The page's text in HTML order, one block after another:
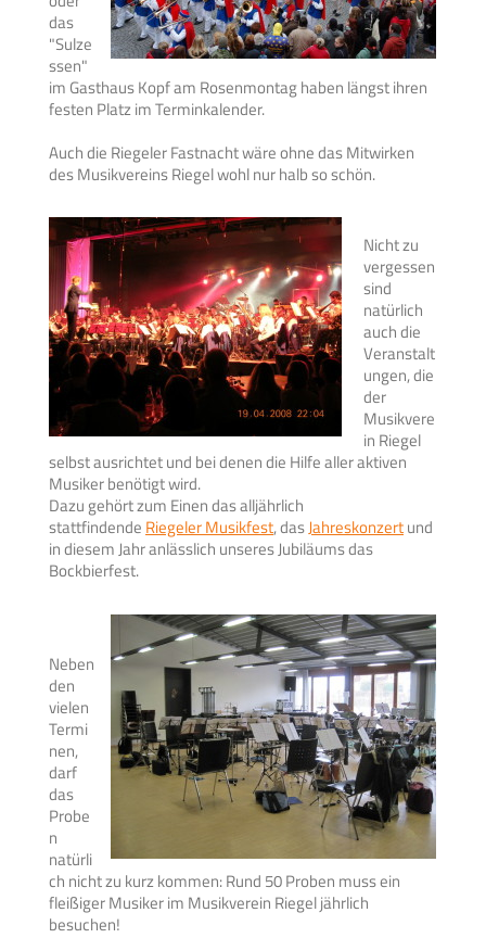
das
"Sulze
ssen"
im Gasthaus Kopf am Rosenmontag haben längst ihren
festen Platz im Terminkalender.
Auch die Riegeler Fastnacht wäre ohne das Mitwirken
des Musikvereins Riegel wohl nur halb so schön.
Nicht zu
vergessen
sind
natürlich
auch die
Veranstalt
ungen, die
der
Musikvere
in Riegel
selbst ausrichtet und bei denen die Hilfe aller aktiven
Musiker benötigt wird.
Dazu gehört zum Einen das alljährlich
stattfindende Riegeler Musikfest, dasJahreskonzertund
in diesem Jahr anlässlich unseres Jubiläums das
Bockbierfest.
Neben
den
vielen
Termi
nen,
darf
das
Probe
n
natürli
ch nicht zu kurz kommen: Rund 50 Proben muss ein
fleißiger Musiker im Musikverein Riegel jährlich
besuchen!